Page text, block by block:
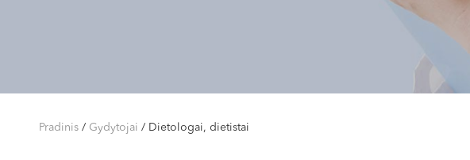
Pradinis / Gydytojai / Dietologai, dietistai